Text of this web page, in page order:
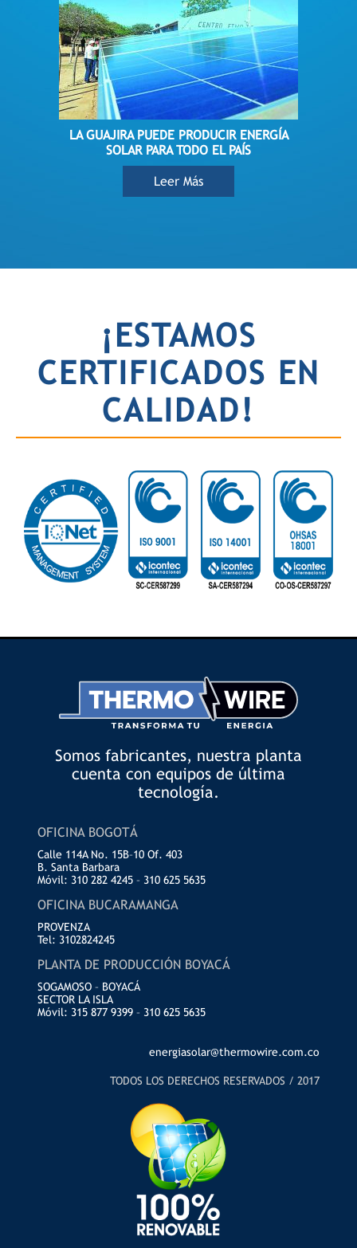
LA GUAJIRA PUEDE PRODUCIR ENERGÍA
SOLAR PARA TODO EL PAÍS
Leer Más
¡ESTAMOS
CERTIFICADOS EN
CALIDAD!
Somos fabricantes, nuestra planta
cuenta con equipos de última
tecnología.
OFICINA BOGOTÁ
Calle 114A No. 15B–10 Of. 403
B. Santa Barbara
Móvil: 310 282 4245 – 310 625 5635
OFICINA BUCARAMANGA
PROVENZA
Tel: 3102824245
PLANTA DE PRODUCCIÓN BOYACÁ
SOGAMOSO – BOYACÁ
SECTOR LA ISLA
Móvil: 315 877 9399 – 310 625 5635
energiasolar@thermowire.com.co
TODOS LOS DERECHOS RESERVADOS / 2017